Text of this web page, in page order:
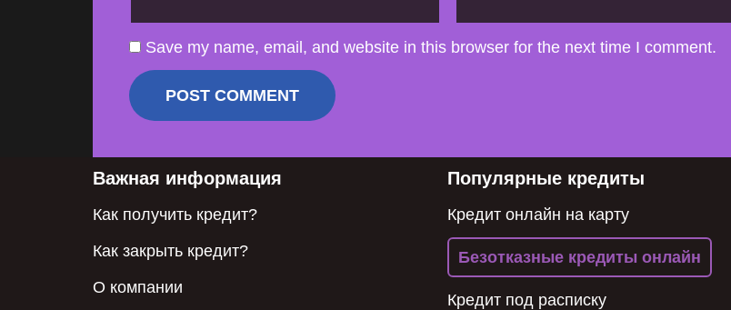
Save my name, email, and website in this browser for the next time I comment.
Важная информация
Как получить кредит?
Как закрыть кредит?
О компании
Популярные кредиты
Кредит онлайн на карту
Безотказные кредиты онлайн
Кредит под расписку